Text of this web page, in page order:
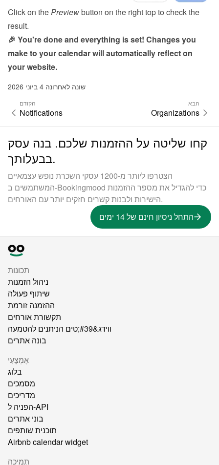
Click on the Preview button on the right top to check the
result.
🎉 You're done and everything is set! Changes you
make to your calendar will automatically reflect on
your website.
שונה לאחרונה 4 ביוני 2026
הקודם
Notifications
הבא
Organizations
קחו שליטה על ההזמנות שלכם. בנה עסק
בבעלותך.
הצטרפו ליותר מ-1200 עסקי השכרת נופש עצמאיים
המשתמשים ב-Bookingmood כדי להגדיל את מספר ההזמנות
הישירות ולבנות קשרים חזקים יותר עם האורחים.
התחל ניסיון חינם של 14 ימים
תכונות
ניהול הזמנות
שיתוף פעולה
ההזמנה זורמת
תקשורת אורחים
ווידג&#39;טים הניתנים להטמעה
בונה אתרים
אֶמְצָעִי
בלוג
מסמכים
מדריכים
הפניה ל-API
בוני אתרים
תוכנית שותפים
Airbnb calendar widget
תְמִיכָה